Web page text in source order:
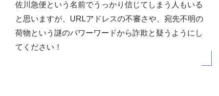
佐川急便という名前でうっかり信じてしまう人もいる
と思いますが、URLアドレスの不審さや、宛先不明の
荷物という謎のパワーワードから詐欺と疑うようにし
てください！